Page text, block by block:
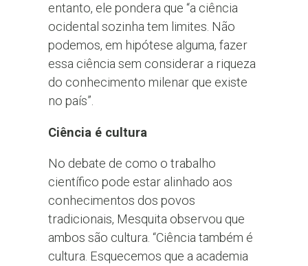
entanto, ele pondera que “a ciência
ocidental sozinha tem limites. Não
podemos, em hipótese alguma, fazer
essa ciência sem considerar a riqueza
do conhecimento milenar que existe
no país”.
Ciência é cultura
No debate de como o trabalho
científico pode estar alinhado aos
conhecimentos dos povos
tradicionais, Mesquita observou que
ambos são cultura. “Ciência também é
cultura. Esquecemos que a academia